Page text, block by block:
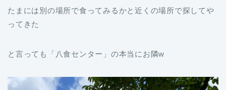
たまには別の場所で食ってみるかと近くの場所で探してや
ってきた
と言っても「八食センター」の本当にお隣w